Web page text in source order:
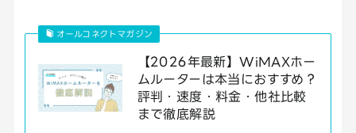
オールコネクトマガジン
【2026年最新】WiMAXホー
ムルーターは本当におすすめ？
評判・速度・料金・他社比較
まで徹底解説